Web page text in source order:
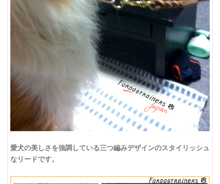
愛犬の美しさを強調している三つ編みデザインのスタイリッシュ
なリードです。